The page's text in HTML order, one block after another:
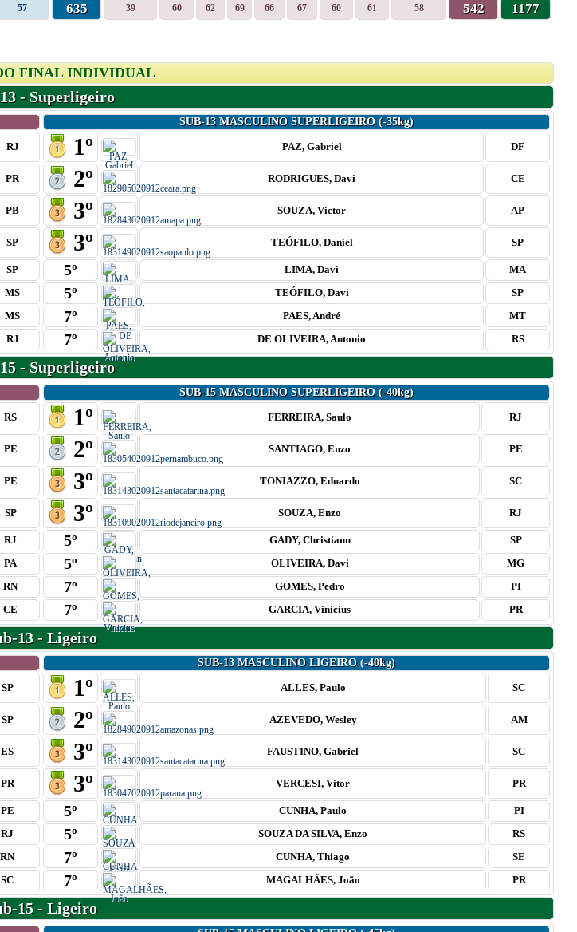
57 635 39 60 62 69 66 67 60 61 58 542 1177
FINAL INDIVIDUAL
- Superligeiro
SUB-13 MASCULINO SUPERLIGEIRO (-35kg)
1º PAZ, Gabriel DF
2º RODRIGUES, Davi CE
3º SOUZA, Victor AP
3º TEÓFILO, Daniel SP
5º LIMA, Davi MA
5º TEÓFILO, Davi SP
7º PAES, André MT
7º DE OLIVEIRA, Antonio RS
RJ
PR
PB
SP
SP
MS
MS
RJ
- Superligeiro
SUB-15 MASCULINO SUPERLIGEIRO (-40kg)
1º FERREIRA, Saulo RJ
2º SANTIAGO, Enzo PE
3º TONIAZZO, Eduardo SC
3º SOUZA, Enzo RJ
5º GADY, Christiann SP
5º OLIVEIRA, Davi MG
7º GOMES, Pedro PI
7º GARCIA, Vinicius PR
RS
PE
PE
SP
RJ
PA
RN
CE
13 - Ligeiro
SUB-13 MASCULINO LIGEIRO (-40kg)
1º ALLES, Paulo SC
2º AZEVEDO, Wesley AM
3º FAUSTINO, Gabriel SC
3º VERCESI, Vitor PR
5º CUNHA, Paulo PI
5º SOUZA DA SILVA, Enzo RS
7º CUNHA, Thiago SE
7º MAGALHÃES, João PR
SP
SP
ES
PR
PE
RJ
RN
SC
15 - Ligeiro